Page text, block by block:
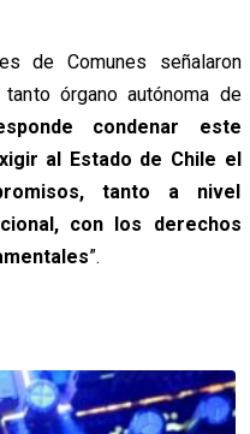
de Comunes señalaron
órgano autónoma de
condenar este
al Estado de Chile el
tanto a nivel
con los derechos
”.